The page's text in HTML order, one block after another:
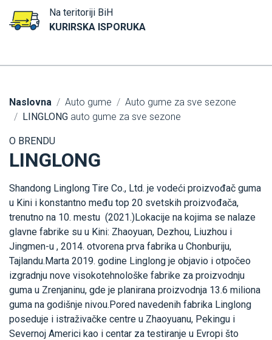
Na teritoriji BiH
KURIRSKA ISPORUKA
Naslovna Auto gume
Auto gume za sve sezone
LINGLONG auto gume za sve sezone
O BRENDU
LINGLONG
Shandong Linglong Tire Co., Ltd. je vodeći proizvođač guma
u Kini i konstantno među top 20 svetskih proizvođača,
trenutno na 10. mestu (2021.)Lokacije na kojima se nalaze
glavne fabrike su u Kini: Zhaoyuan, Dezhou, Liuzhou i
Jingmen-u , 2014. otvorena prva fabrika u Chonburiju,
Tajlandu.Marta 2019. godine Linglong je objavio i otpočeo
izgradnju nove visokotehnološke fabrike za proizvodnju
guma u Zrenjaninu, gde je planirana proizvodnja 13.6 miliona
guma na godišnje nivou.Pored navedenih fabrika Linglong
poseduje i istraživačke centre u Zhaoyuanu, Pekingu i
Severnoj Americi kao i centar za testiranje u Evropi što